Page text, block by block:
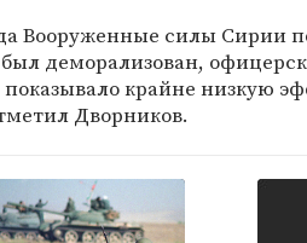
Вооруженные силы Сирии
деморализован,
показывало крайне низкую
Дворников.